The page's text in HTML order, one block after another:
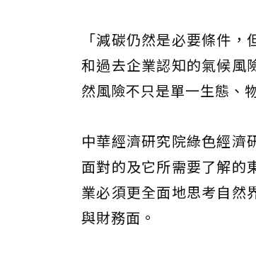
「減碳仍然是必要條件
和過去企業認知的氣候風
然風險不只是單一生態、
中華經濟研究院綠色經濟
面對的及它所需要了解的
業必須更全面地思考自然
與財務面。